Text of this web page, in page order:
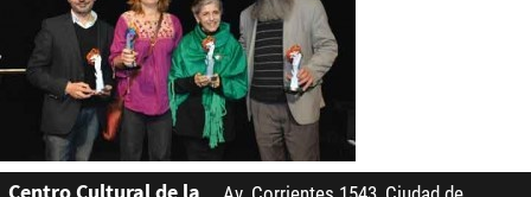
Centro Cultural de la